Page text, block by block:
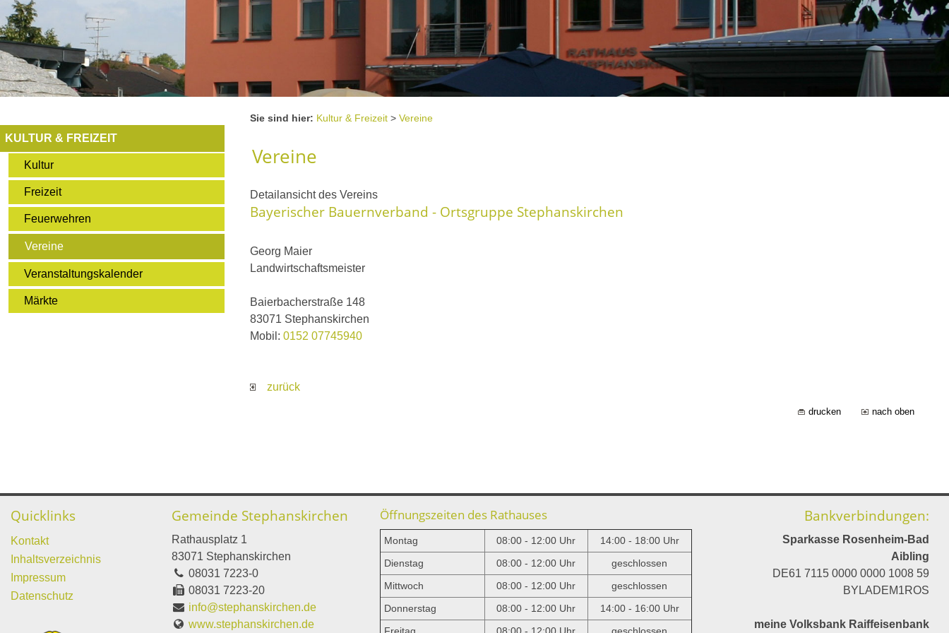
KULTUR & FREIZEIT
Kultur
Freizeit
Feuerwehren
Vereine
Veranstaltungskalender
Märkte
Sie sind hier: Kultur & Freizeit > Vereine
Vereine
Detailansicht des Vereins
Bayerischer Bauernverband - Ortsgruppe Stephanskirchen
Georg Maier
Landwirtschaftsmeister
Baierbacherstraße 148
83071 Stephanskirchen
Mobil: 0152 07745940
zurück
drucken nach oben
Quicklinks
Kontakt
Inhaltsverzeichnis
Impressum
Datenschutz
Gemeinde Stephanskirchen
Rathausplatz 1
83071 Stephanskirchen
08031 7223-0
08031 7223-20
info@stephanskirchen.de
www.stephanskirchen.de
Öffnungszeiten des Rathauses
Montag 08:00 - 12:00 Uhr
14:00 - 18:00 Uhr
Dienstag
08:00 - 12:00 Uhr
geschlossen
Mittwoch
08:00 - 12:00 Uhr
geschlossen
Donnerstag
08:00 - 12:00 Uhr
14:00 - 16:00 Uhr
Bankverbindungen:
Sparkasse Rosenheim-Bad
Aibling
DE61 7115 0000 0000 1008 59
BYLADEM1ROS
meine Volksbank Raiffeisenbank